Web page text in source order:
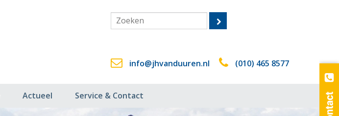
info@jhvanduuren.nl (010) 465 8577
Actueel Service & Contact